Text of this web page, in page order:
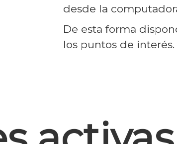
desde la
De esta forma
los puntos de interés.